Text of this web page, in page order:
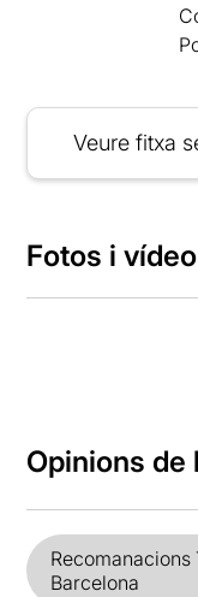
Veure fitxa
Fotos i
Opinions
Recomanacions
Barcelona